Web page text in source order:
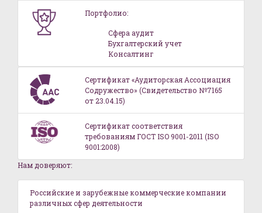
Портфолио:
Сфера аудит
Бухгалтерский учет
Консалтинг
Сертификат «Аудиторская Ассоциация
Содружество» (Свидетельство №7165
от 23.04.15)
Сертификат соответствия
требованиям ГОСТ ISO 9001-2011 (ISO
9001:2008)
Нам доверяют:
Российские и зарубежные коммерческие компании
различных сфер деятельности